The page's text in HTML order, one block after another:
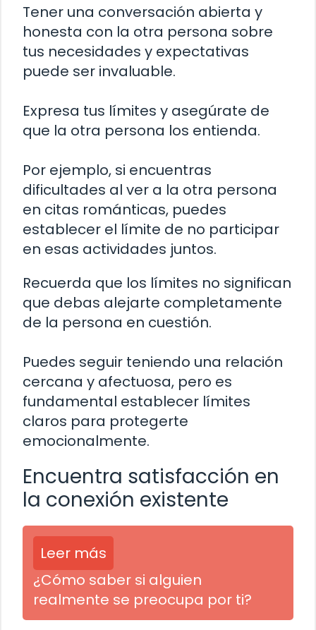
Tener una conversación abierta y
honesta con la otra persona sobre
tus necesidades y expectativas
puede ser invaluable.
Expresa tus límites y asegúrate de
que la otra persona los entienda.
Por ejemplo, si encuentras
dificultades al ver a la otra persona
en citas románticas, puedes
establecer el límite de no participar
en esas actividades juntos.
Recuerda que los límites no significan
que debas alejarte completamente
de la persona en cuestión.
Puedes seguir teniendo una relación
cercana y afectuosa, pero es
fundamental establecer límites
claros para protegerte
emocionalmente.
Encuentra satisfacción en
la conexión existente
Leer más
¿Cómo saber si alguien
realmente se preocupa por ti?